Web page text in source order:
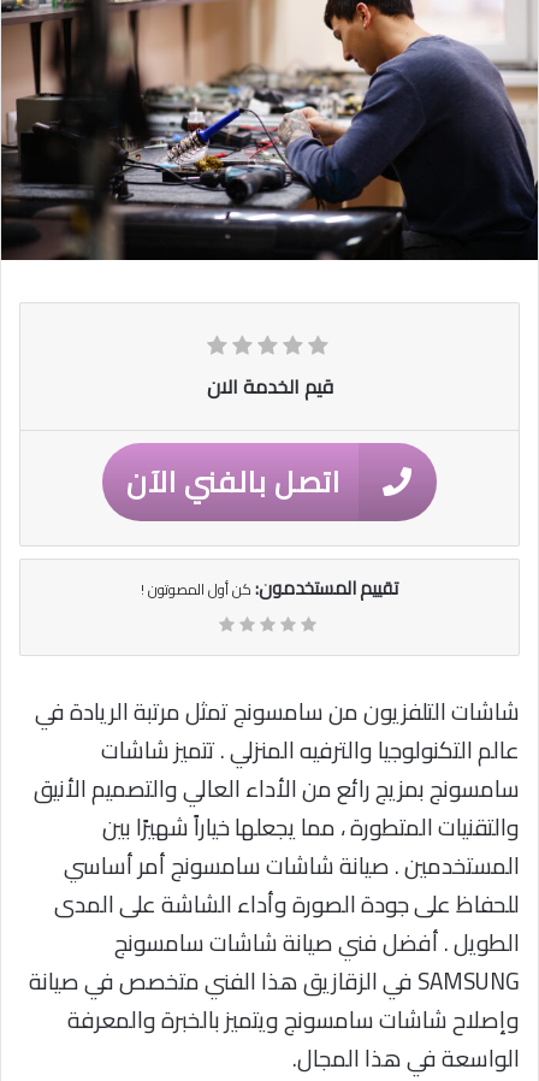
قيم الخدمة الان
اتصل بالفني الآن
تقييم المستخدمون:كن أول المصوتون !
شاشات التلفزيون من سامسونج تمثل مرتبة الريادة في
عالم التكنولوجيا والترفيه المنزلي . تتميز شاشات
سامسونج بمزيج رائع من الأداء العالي والتصميم الأنيق
والتقنيات المتطورة ، مما يجعلها خياراً شهيرًا بين
المستخدمين . صيانة شاشات سامسونج أمر أساسي
للحفاظ على جودة الصورة وأداء الشاشة على المدى
الطويل . أفضل فني صيانة شاشات سامسونج
SAMSUNG في الزقازيق هذا الفني متخصص في صيانة
وإصلاح شاشات سامسونج ويتميز بالخبرة والمعرفة
الواسعة في هذا المجال.